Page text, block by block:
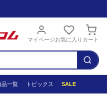
マイページお気に入り カート
品一覧 トピックス SALE